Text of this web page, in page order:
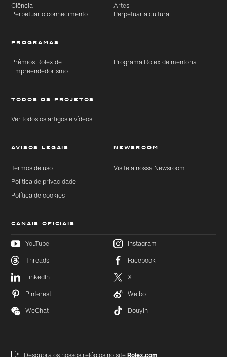
Ir
diretamente
para o
conteúdo
principal
diretamente
rodapé
Ciência
Perpetuar o conhecimento
Artes
Perpetuar a cultura
PROGRAMAS
Prêmios Rolex de
Empreendedorismo
Programa Rolex de mentoria
TODOS OS PROJETOS
Ver todos os artigos e vídeos
AVISOS LEGAIS
Termos de uso
Política de privacidade
Política de cookies
NEWSROOM
Visite a nossa Newsroom
CANAIS OFICIAIS
YouTube
Instagram
Threads
Facebook
LinkedIn
X
Pinterest
Weibo
WeChat
Douyin
Descubra os nossos relógios no siteRolex.com